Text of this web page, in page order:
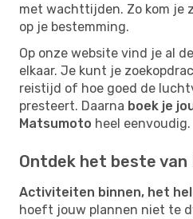
met wachttijden. Zo kom je
op je bestemming.
Op onze website vind je al
elkaar. Je kunt je
reistijd of hoe goed de
presteert. Daarna boek je
Matsumoto heel eenvoudig.
Ontdek het beste
Activiteiten binnen, het
hoeft jouw plannen niet te